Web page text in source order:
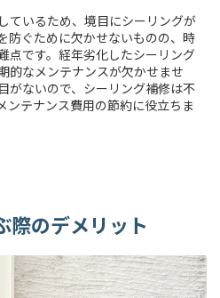
ているため、境目にシーリングが
防ぐために欠かせないものの、時
点です。経年劣化したシーリング
的なメンテナンスが欠かせませ
がないので、シーリング補修は不
ンテナンス費用の節約に役立ちま
際のデメリット